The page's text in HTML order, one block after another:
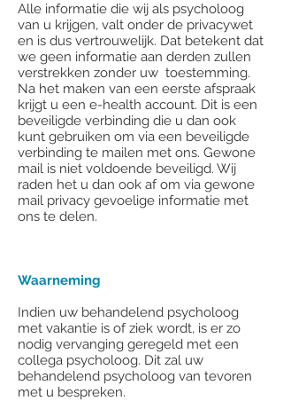
Alle informatie die wij als psycholoog
van u krijgen, valt onder de privacywet
en is dus vertrouwelijk. Dat betekent dat
we geen informatie aan derden zullen
verstrekken zonder uw toestemming.
Na het maken van een eerste afspraak
krijgt u een e-health account. Dit is een
beveiligde verbinding die u dan ook
kunt gebruiken om via een beveiligde
verbinding te mailen met ons. Gewone
mail is niet voldoende beveiligd. Wij
raden het u dan ook af om via gewone
mail privacy gevoelige informatie met
ons te delen.
Waarneming
Indien uw behandelend psycholoog
met vakantie is of ziek wordt, is er zo
nodig vervanging geregeld met een
collega psycholoog. Dit zal uw
behandelend psycholoog van tevoren
met u bespreken.